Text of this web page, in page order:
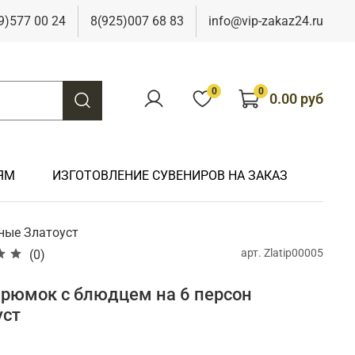
00 24 8(925)007 68 83 info@vip-zakaz24.ru
0 0 0.00 руб
на свадьбу
финансисту
Подарки чиновнику/госслужащему
шахтеру
к 9 мая
охотнику
ИЗГОТОВЛЕНИЕ СУВЕНИРОВ НА ЗАКАЗ
Златоуст
(0) арт. Zlatip00005
с блюдцем на 6 персон